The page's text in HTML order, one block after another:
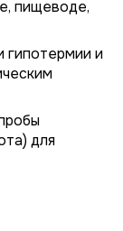
пищеводе,
и
для